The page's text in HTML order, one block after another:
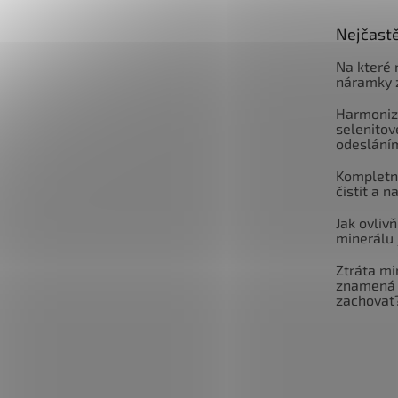
Na které
náramky
čistit a
Jak
minerálu
Ztráta